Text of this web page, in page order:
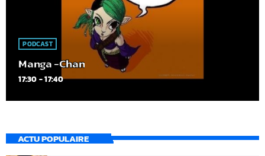
PODCAST
Manga -Chan
17:30 - 17:40
ACTU POPULAIRE